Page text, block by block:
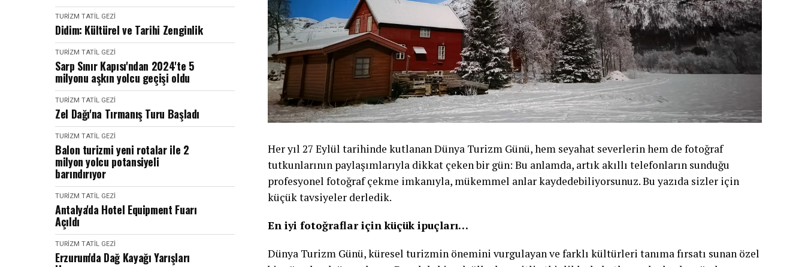
TURIZM TATIL GEZI
Didim: Kültürel ve Tarihi Zenginlik
TURIZM TATIL GEZI
Sarp Sınır Kapısı'ndan 2024'te 5
milyonu aşkın yolcu geçişi oldu
TURIZM TATIL GEZI
Zel Dağı'na Tırmanış Turu Başladı
TURIZM TATIL GEZI
Balon turizmi yeni rotalar ile 2
milyon yolcu potansiyeli
barındırıyor
TURIZM TATIL GEZI
Antalya'da Hotel Equipment Fuarı
Açıldı
TURIZM TATIL GEZI
Erzurum'da Dağ Kayağı Yarışları
Her yıl 27 Eylül tarihinde kutlanan Dünya Turizm Günü, hem seyahat severlerin hem de fotoğraf
tutkunlarının paylaşımlarıyla dikkat çeken bir gün: Bu anlamda, artık akıllı telefonların sunduğu
profesyonel fotoğraf çekme imkanıyla, mükemmel anlar kaydedebiliyorsunuz. Bu yazıda sizler için
küçük tavsiyeler derledik.
En iyi fotoğraflar için küçük ipuçları…
Dünya Turizm Günü, küresel turizmin önemini vurgulayan ve farklı kültürleri tanıma fırsatı sunan özel